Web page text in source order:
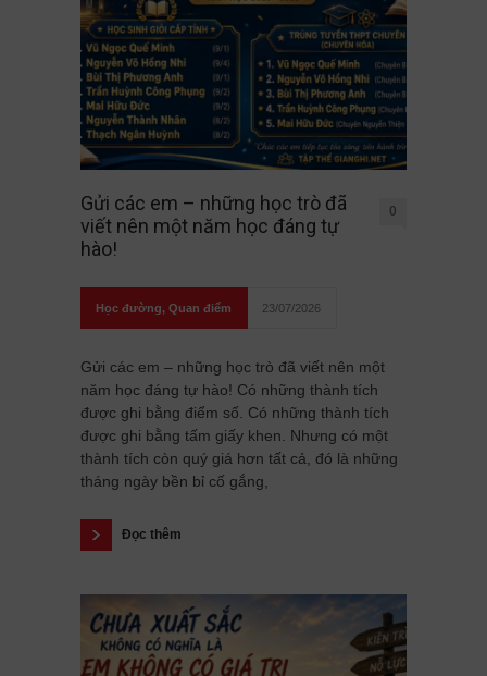
Gửi các em – những học trò đã
viết nên một năm học đáng tự
hào!
0
Học đường, Quan điểm 23/07/2026
Gửi các em – những học trò đã viết nên một
năm học đáng tự hào! Có những thành tích
được ghi bằng điểm số. Có những thành tích
được ghi bằng tấm giấy khen. Nhưng có một
thành tích còn quý giá hơn tất cả, đó là những
tháng ngày bền bỉ cố gắng,
Đọc thêm